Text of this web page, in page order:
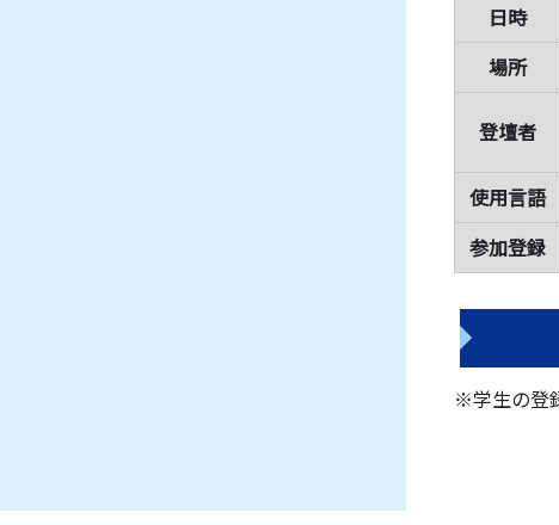
日時
場所
登壇者
使用言語
参加登録
※学生の登